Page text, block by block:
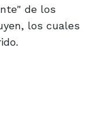
de los
los cuales